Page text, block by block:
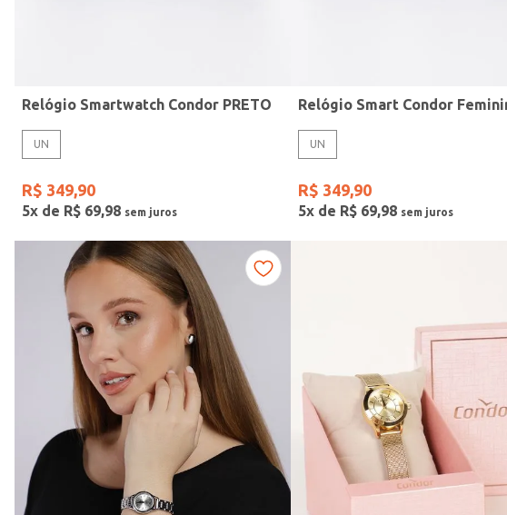
Fitness
Relógio Smartwatch Condor PRETO
UN
R$ 349,90
5x de R$ 69,98
UN
R$ 349,90
5x de R$ 69,98